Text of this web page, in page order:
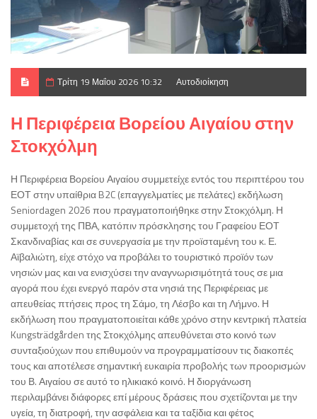
Τρίτη 19 Μαΐου 2026 10:32 Αυτοδιοίκηση
Η Περιφέρεια Βορείου Αιγαίου στην
Στοκχόλμη
Η Περιφέρεια Βορείου Αιγαίου συμμετείχε εντός του περιπτέρου του
ΕΟΤ στην υπαίθρια B2C (επαγγελματίες με πελάτες) εκδήλωση
Seniordagen 2026 που πραγματοποιήθηκε στην Στοκχόλμη. Η
συμμετοχή της ΠΒΑ, κατόπιν πρόσκλησης του Γραφείου ΕΟΤ
Σκανδιναβίας και σε συνεργασία με την προϊσταμένη του κ. Ε.
Αϊβαλιώτη, είχε στόχο να προβάλει το τουριστικό προϊόν των
νησιών μας και να ενισχύσει την αναγνωρισιμότητά τους σε μια
αγορά που έχει ενεργό παρόν στα νησιά της Περιφέρειας με
απευθείας πτήσεις προς τη Σάμο, τη Λέσβο και τη Λήμνο. Η
εκδήλωση που πραγματοποιείται κάθε χρόνο στην κεντρική πλατεία
Kungsträdgården της Στοκχόλμης απευθύνεται στο κοινό των
συνταξιούχων που επιθυμούν να προγραμματίσουν τις διακοπές
τους και αποτέλεσε σημαντική ευκαιρία προβολής των προορισμών
του Β. Αιγαίου σε αυτό το ηλικιακό κοινό. Η διοργάνωση
περιλαμβάνει διάφορες επί μέρους δράσεις που σχετίζονται με την
υγεία, τη διατροφή, την ασφάλεια και τα ταξίδια και φέτος